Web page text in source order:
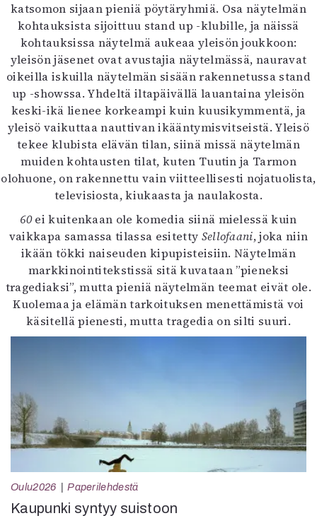
katsomon sijaan pieniä pöytäryhmiä. Osa näytelmän
kohtauksista sijoittuu stand up -klubille, ja näissä
kohtauksissa näytelmä aukeaa yleisön joukkoon:
yleisön jäsenet ovat avustajia näytelmässä, nauravat
oikeilla iskuilla näytelmän sisään rakennetussa stand
up -showssa. Yhdeltä iltapäivällä lauantaina yleisön
keski-ikä lienee korkeampi kuin kuusikymmentä, ja
yleisö vaikuttaa nauttivan ikääntymisvitseistä. Yleisö
tekee klubista elävän tilan, siinä missä näytelmän
muiden kohtausten tilat, kuten Tuutin ja Tarmon
olohuone, on rakennettu vain viitteellisesti nojatuolista,
televisiosta, kiukaasta ja naulakosta.
60ei kuitenkaan ole komedia siinä mielessä kuin
vaikkapa samassa tilassa esitetty Sellofaani, joka niin
ikään tökki naiseuden kipupisteisiin. Näytelmän
markkinointitekstissä sitä kuvataan ”pieneksi
tragediaksi”, mutta pieniä näytelmän teemat eivät ole.
Kuolemaa ja elämän tarkoituksen menettämistä voi
käsitellä pienesti, mutta tragedia on silti suuri.
Oulu2026 Paperilehdestä
Kaupunki syntyy suistoon